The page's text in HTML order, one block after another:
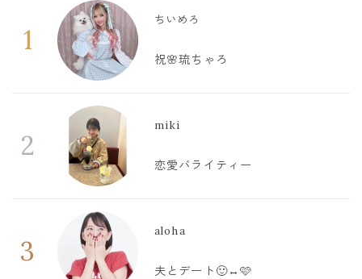
1
ちいめろ
祝🌸琉ちゃろ
2
miki
恋愛バライティー
3
aloha
夫とデート🙂‍↔️🩷